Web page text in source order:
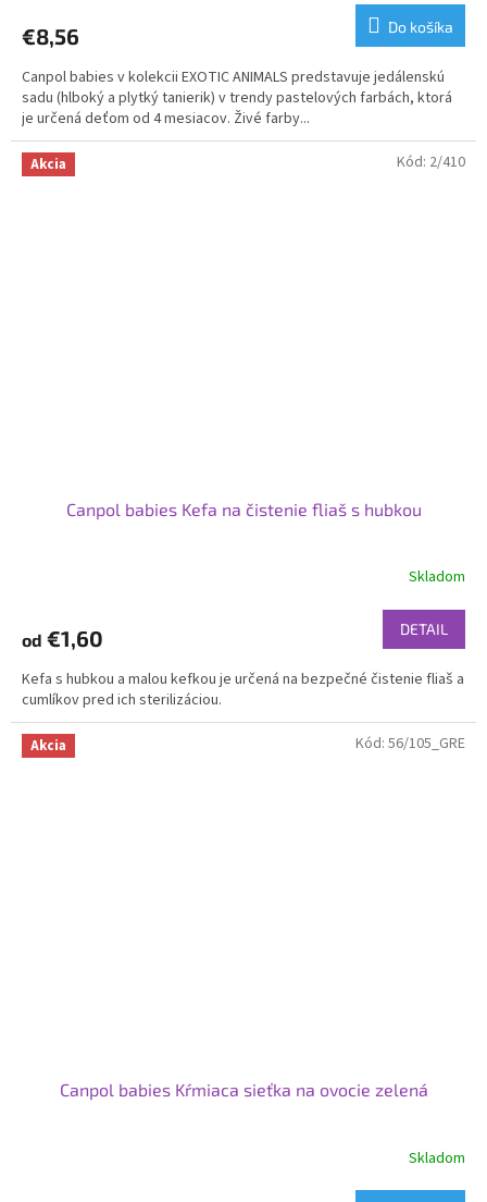
€8,56 Do košíka
Canpol babies v kolekcii EXOTIC ANIMALS predstavuje jedálenskú
sadu (hlboký a plytký tanierik) v trendy pastelových farbách, ktorá
je určená deťom od 4 mesiacov. Živé farby...
Akcia
Canpol babies Kefa na čistenie fliaš s hubkou
Skladom
od €1,60 DETAIL
Kefa s hubkou a malou kefkou je určená na bezpečné čistenie fliaš a
cumlíkov pred ich sterilizáciou.
Kód: 2/410
Akcia
Canpol babies Kŕmiaca sieťka na ovocie zelená
Skladom
Kód: 56/105_GRE